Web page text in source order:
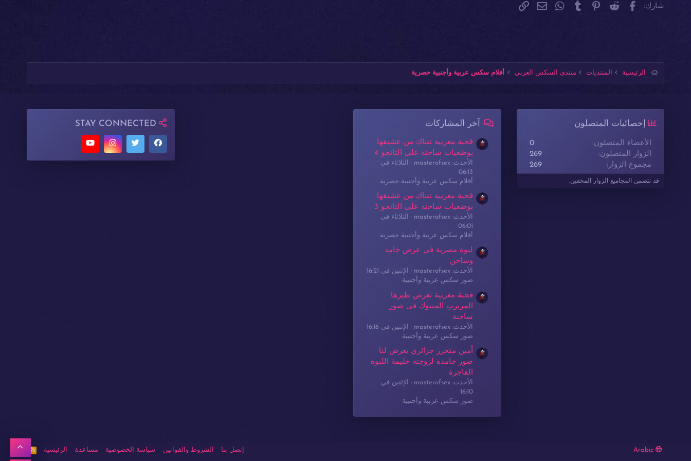
شارك: فيسبوكReddit
Pinterest
Tumblr
WhatsAppالبريد الإلكتروني
الرئيسية المنتديات منتدى السكس العربي أفلام سكس عربية وأجنبية حصرية
إحصائيات المتصلون
الأعضاء المتصلون
0
الزوار المتصلون
269
مجموع الزوار
269
قد تتضمن المجاميع الزوار المخفين.
آخر المشاركات
قحبة مغربية تتناك من عشيقها
بوضعيات ساخنة على التانجو 4
الأحدث: masterofsex
الثلاثاء في
06:13
أفلام سكس عربية وأجنبية حصرية
قحبة مغربية تتناك من عشيقها
بوضعيات ساخنة على التانجو 3
الأحدث: masterofsex
الثلاثاء في
06:01
أفلام سكس عربية وأجنبية حصرية
لبوة مصرية في عرض جامد
وساخن
الأحدث: masterofsex
الإثنين في 16:21
صور سكس عربية وأجنبية
قحبة مغربية تعرض طيزها
المربرب المنيوك في صور
ساخنة
الأحدث: masterofsex
الإثنين في 16:16
صور سكس عربية وأجنبية
أمين متحرر جزائري يعرض لنا
صور جامدة لزوجته حليمة اللبوة
الفاجرة
الأحدث: masterofsex
الإثنين في
16:10
صور سكس عربية وأجنبية
STAY CONNECTED
إتصل بنا الشروط والقوانين سياسة الخصوصية مساعدة الرئيسية
S
أعلى